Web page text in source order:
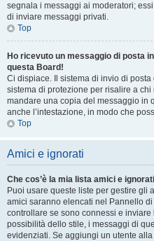
segnala i messaggi ai moderatori;
di inviare messaggi privati​​.
Top
Ho ricevuto un messaggio di posta
questa Board!
Ci dispiace. Il sistema di invio di
sistema di protezione per risalire a
mandare una copia del messaggio in
anche l’intestazione, in modo che
Top
Amici e ignorati
Che cos’è la mia lista amici e
Puoi usare queste liste per gestire gli
amici saranno elencati nel Pannello
controllare se sono connessi e
possibilità dello stile, i messaggi di
evidenziati. Se aggiungi un utente